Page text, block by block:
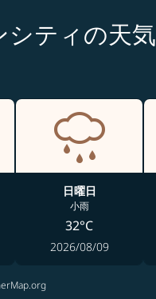
シティの天気
日曜日
小雨
32°C
2026/08/09